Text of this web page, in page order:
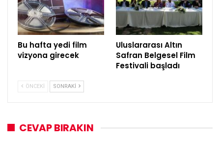
Bu hafta yedi film
vizyona girecek
Uluslararası Altın
Safran Belgesel Film
Festivali başladı
ÖNCEKI SONRAKI
CEVAP BIRAKIN